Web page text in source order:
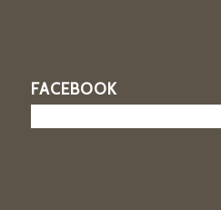
FACEBOOK